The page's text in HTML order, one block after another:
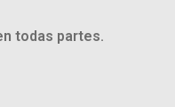
todas partes.